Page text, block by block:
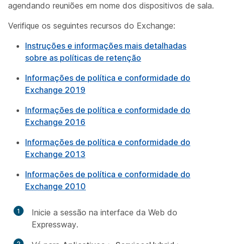
agendando reuniões em nome dos dispositivos de sala.
Verifique os seguintes recursos do Exchange:
Instruções e informações mais detalhadas
sobre as políticas de retenção
Informações de política e conformidade do
Exchange 2019
Informações de política e conformidade do
Exchange 2016
Informações de política e conformidade do
Exchange 2013
Informações de política e conformidade do
Exchange 2010
1
Inicie a sessão na interface da Web do
Expressway.